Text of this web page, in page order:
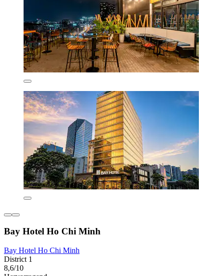
Bay Hotel Ho Chi Minh
Bay Hotel Ho Chi Minh
District 1
8,6/10